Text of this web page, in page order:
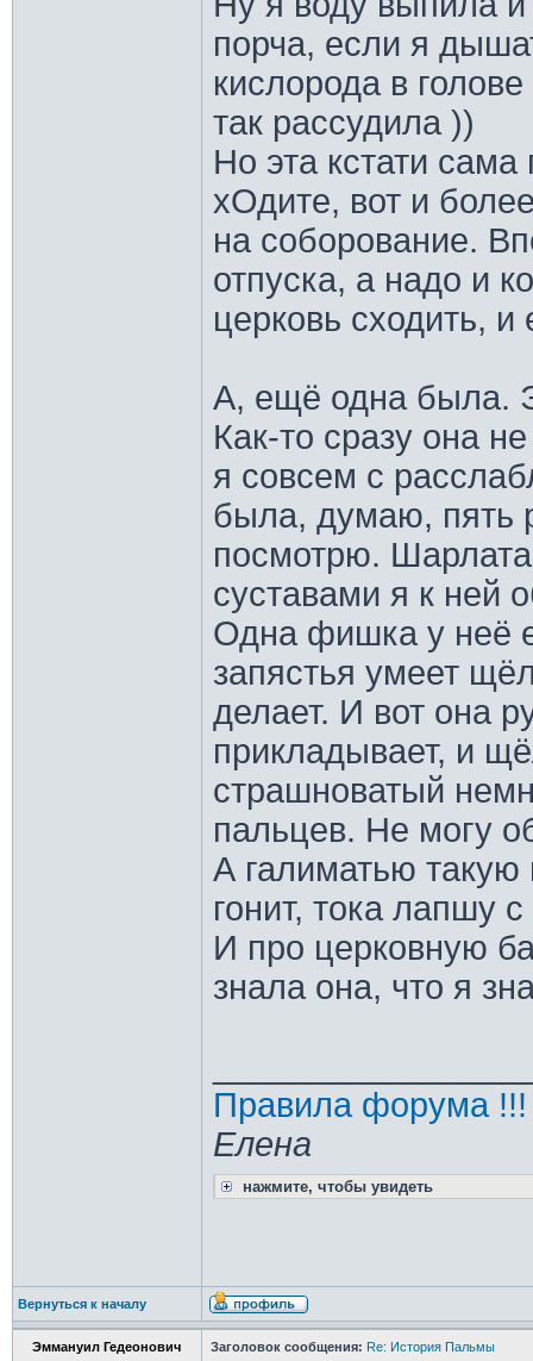
порча, если я
кислорода в
так рассудила ))
Но эта кстати
хОдите, вот и
на соборование.
отпуска, а надо и
церковь сходить,
А, ещё одна была.
Как-то сразу она
я совсем с
была, думаю, пять
посмотрю.
суставами я к ней
Одна фишка у неё
запястья умеет
делает. И вот она
прикладывает, и
страшноватый
пальцев. Не могу
А галиматью такую
гонит, тока лапшу
И про церковную
знала она, что я
Правила форума !!!
Елена
нажмите, чтобы увидеть
Вернуться к началу
Эммануил Гедеонович Заголовок сообщения: Re: История Пальмы